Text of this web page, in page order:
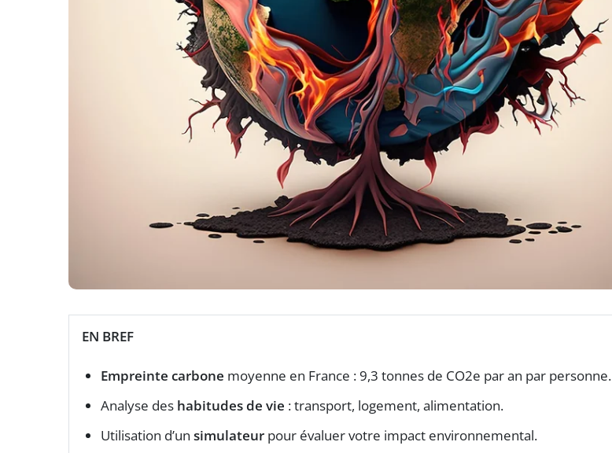
EN BREF
Empreinte carbone moyenne en France : 9,3 tonnes de CO2e par an par personne.
Analyse des habitudes de vie : transport, logement, alimentation.
Utilisation d’un simulateur pour évaluer votre impact environnemental.